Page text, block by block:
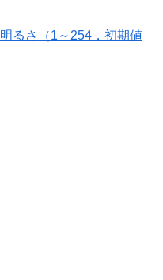
るさ（1～254，初期値